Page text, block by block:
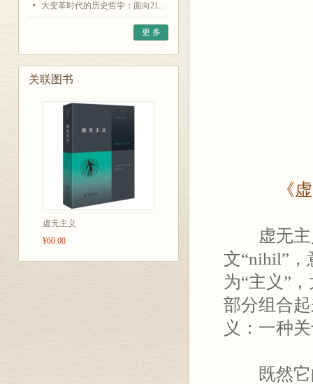
大变革时代的历史哲学：面向21...
更 多
关联图书
虚无主义
¥60.00
《
虚无主义
文“nihil”，
为“主义”
部分组合
义：一种
既然它的